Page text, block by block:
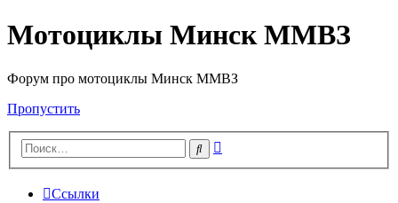
Мотоциклы Минск ММВЗ
Форум про мотоциклы Минск ММВЗ
Пропустить
Поиск
Ссылки